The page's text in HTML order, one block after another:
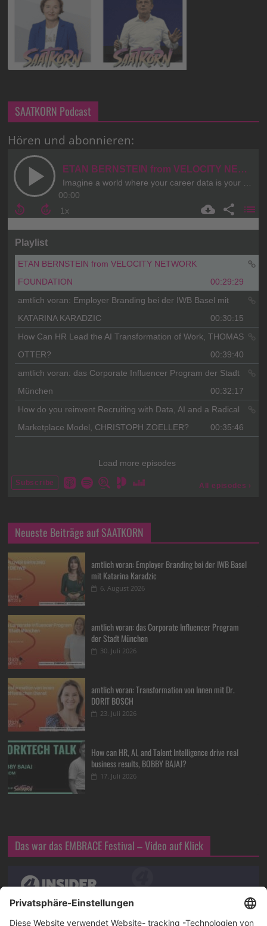
SAATKORN Podcast
Hören und abonnieren:
Neueste Beiträge auf SAATKORN
amtlich voran: Employer Branding bei der IWB Basel
mit Katarina Karadzic
6. August 2026
amtlich voran: das Corporate Influencer Program
der Stadt München
30. Juli 2026
amtlich voran: Transformation von Innen mit Dr.
DORIT BOSCH
23. Juli 2026
How can HR, AI, and Talent Intelligence drive real
business results, BOBBY BAJAJ?
17. Juli 2026
Das war das EMBRACE Festival – Video auf Klick